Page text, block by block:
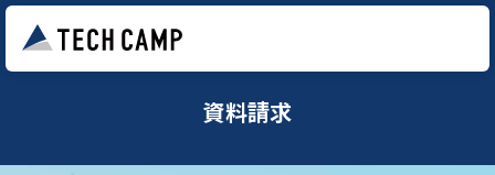
資料請求